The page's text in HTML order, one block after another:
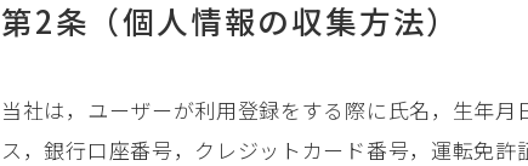
第2条（個人情報の収集方法）
当社は，ユーザーが利用登録をする際に氏名，生年
ス，銀行口座番号，クレジットカード番号，運転免